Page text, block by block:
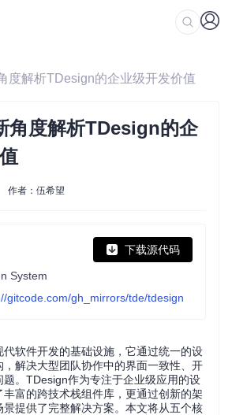
度解析TDesign的企业级开发价值
角度解析TDesign的企
作者：伍希望
下载源代码
System
gitcode.com/gh_mirrors/tde/tdesign
软件开发的基础设施，它通过统一的设
解决大型团队协作中的界面一致性、开
题。TDesign作为专注于企业级应用的设
富的跨技术栈组件库，更通过创新的架
提供了完整解决方案。本文将从五个核